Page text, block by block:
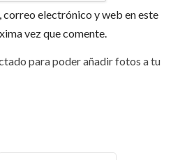
correo electrónico y web en este
vez que comente.
para poder añadir fotos a tu